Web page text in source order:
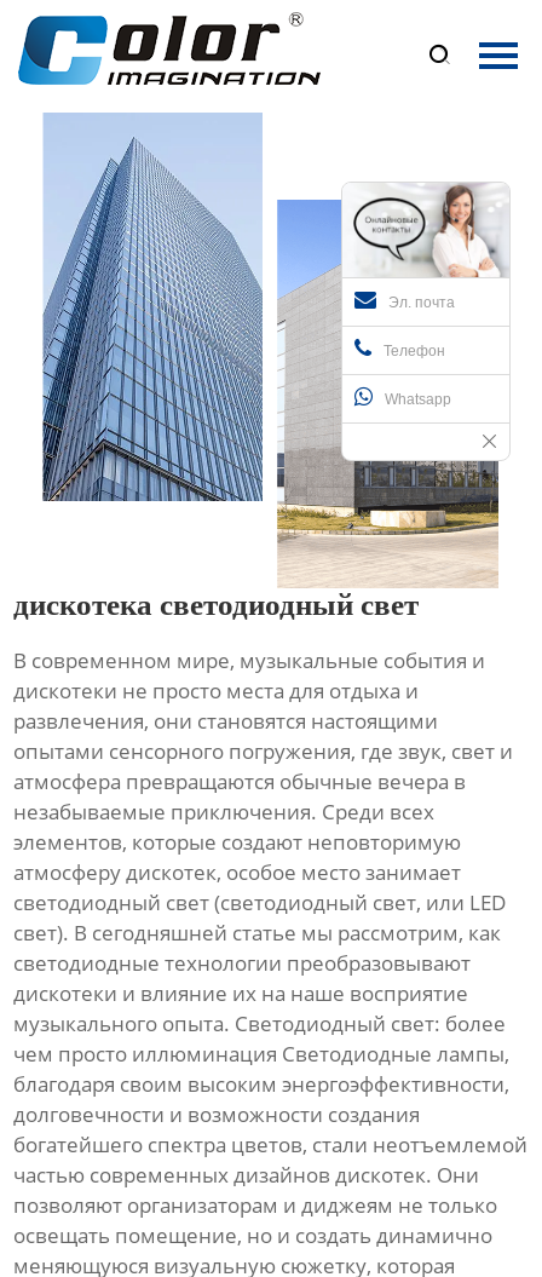

Главная
Продукция
Новости
Контакты
Эл. почта
Телефон
Whatsapp
дискотека светодиодный свет
В современном мире, музыкальные события и
дискотеки не просто места для отдыха и
развлечения, они становятся настоящими
опытами сенсорного погружения, где звук, свет и
атмосфера превращаются обычные вечера в
незабываемые приключения. Среди всех
элементов, которые создают неповторимую
атмосферу дискотек, особое место занимает
светодиодный свет (светодиодный свет, или LED
свет). В сегодняшней статье мы рассмотрим, как
светодиодные технологии преобразовывают
дискотеки и влияние их на наше восприятие
музыкального опыта. Светодиодный свет: более
чем просто иллюминация Светодиодные лампы,
благодаря своим высоким энергоэффективности,
долговечности и возможности создания
богатейшего спектра цветов, стали неотъемлемой
частью современных дизайнов дискотек. Они
позволяют организаторам и диджеям не только
освещать помещение, но и создать динамично
меняющуюся визуальную сюжетку, которая